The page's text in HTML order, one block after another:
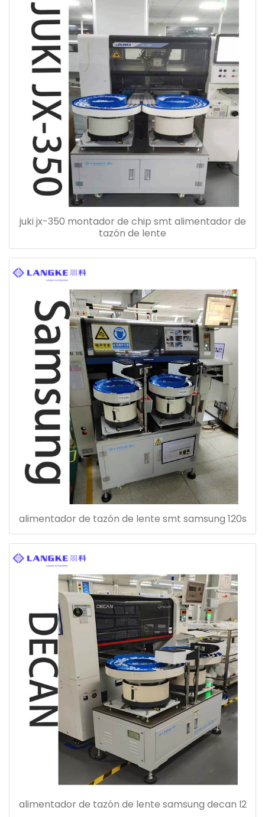
juki jx-350 montador de chip smt alimentador de
tazón de lente
alimentador de tazón de lente smt samsung 120s
alimentador de tazón de lente samsung decan l2